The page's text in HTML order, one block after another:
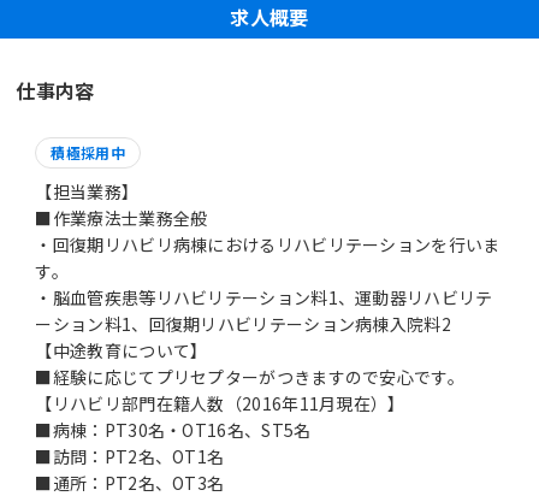
求人概要
仕事内容
積極採用中
【担当業務】
■作業療法士業務全般
・回復期リハビリ病棟におけるリハビリテーションを行いま
す。
・脳血管疾患等リハビリテーション料1、運動器リハビリテ
ーション料1、回復期リハビリテーション病棟入院料2
【中途教育について】
■経験に応じてプリセプターがつきますので安心です。
【リハビリ部門在籍人数（2016年11月現在）】
■病棟：PT30名・OT16名、ST5名
■訪問：PT2名、OT1名
■通所：PT2名、OT3名